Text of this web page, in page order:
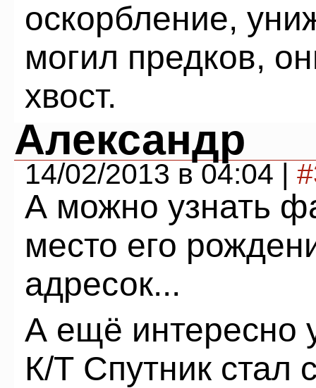
оскорбление,
могил предков,
хвост.
Александр
14/02/2013 в 04:04 |
А можно узнать
место его
адресок...
А ещё интересно
К/Т Спутник стал